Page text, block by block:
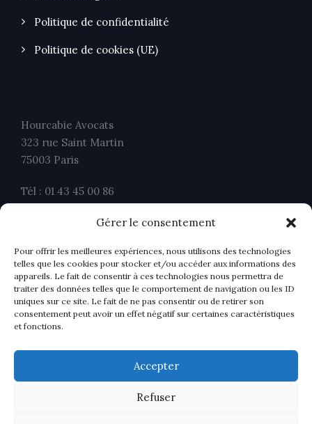
Gérer le consentement
Pour offrir les meilleures expériences, nous utilisons des technologies
telles que les cookies pour stocker et/ou accéder aux informations des
appareils. Le fait de consentir à ces technologies nous permettra de
traiter des données telles que le comportement de navigation ou les ID
uniques sur ce site. Le fait de ne pas consentir ou de retirer son
consentement peut avoir un effet négatif sur certaines caractéristiques
et fonctions.
Accepter
Refuser
Politique de confidentialité
Politique de cookies (UE)
Hourcabie Avocats
323 rue Saint Martin
75003 Paris
Tél : 01 43 45 00 86
contact@ahavocats.fr